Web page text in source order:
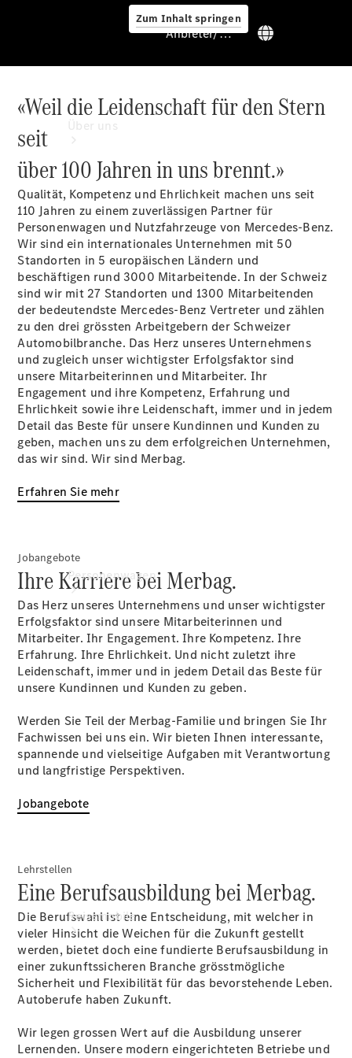
Zum Inhalt springen
Anbieter/Datenschutz
Standort &
Öffnungszeiten
Ansprechpartner
Unternehmen
Jobs &
Karriere
Kontaktformular
Servicetermin
buchen
Personenwagen
entdecken
Ansprechpartner
Standort
Reisemobile
Jetzt
Anbieter/Datenschutz
«Weil die Leidenschaft für den Stern
seit
über 100 Jahren in uns brennt.»
Qualität, Kompetenz und Ehrlichkeit machen uns seit
110 Jahren zu einem zuverlässigen Partner für
Personenwagen und Nutzfahrzeuge von Mercedes-Benz.
Wir sind ein internationales Unternehmen mit 50
Standorten in 5 europäischen Ländern und
beschäftigen rund 3000 Mitarbeitende. In der Schweiz
sind wir mit 27 Standorten und 1300 Mitarbeitenden
der bedeutendste Mercedes-Benz Vertreter und zählen
zu den drei grössten Arbeitgebern der Schweizer
Automobilbranche. Das Herz unseres Unternehmens
und zugleich unser wichtigster Erfolgsfaktor sind
unsere Mitarbeiterinnen und Mitarbeiter. Ihr
Engagement und ihre Kompetenz, Erfahrung und
Ehrlichkeit sowie ihre Leidenschaft, immer und in jedem
Detail das Beste für unsere Kundinnen und Kunden zu
geben, machen uns zu dem erfolgreichen Unternehmen,
das wir sind. Wir sind Merbag.
Erfahren Sie mehr
Jobangebote
Ihre Karriere bei Merbag.
Das Herz unseres Unternehmens und unser wichtigster
Erfolgsfaktor sind unsere Mitarbeiterinnen und
Mitarbeiter. Ihr Engagement. Ihre Kompetenz. Ihre
Erfahrung. Ihre Ehrlichkeit. Und nicht zuletzt ihre
Leidenschaft, immer und in jedem Detail das Beste für
unsere Kundinnen und Kunden zu geben.
Werden Sie Teil der Merbag-Familie und bringen Sie Ihr
Fachwissen bei uns ein. Wir bieten Ihnen interessante,
spannende und vielseitige Aufgaben mit Verantwortung
und langfristige Perspektiven.
Jobangebote
Lehrstellen
Eine Berufsausbildung bei Merbag.
Die Berufswahl ist eine Entscheidung, mit welcher in
vieler Hinsicht die Weichen für die Zukunft gestellt
werden, bietet doch eine fundierte Berufsausbildung in
einer zukunftssicheren Branche grösstmögliche
Sicherheit und Flexibilität für das bevorstehende Leben.
Autoberufe haben Zukunft.
Wir legen grossen Wert auf die Ausbildung unserer
Lernenden. Unsere modern eingerichteten Betriebe und